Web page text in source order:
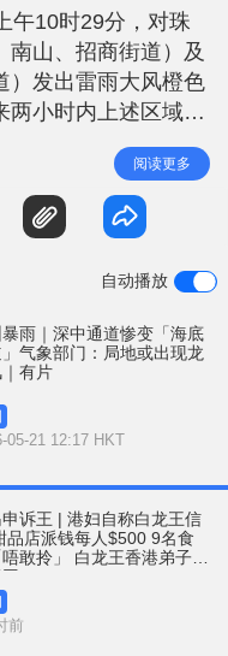
n
n
c
t
r
e
午10时29分，对珠
南山、招商街道）及
）发出雷雨大风橙色
两小时内上述区域将
水及8至10级阵风，
：深圳大雨︱黄色
520」发誓？ 相关新
3死4失踪 湖南石
阅读更多
自动播放
雨｜深中通道惨变「海底
气象部门：局地或出现龙
有片
05-21 12:17 HKT
诉王 | 港妇自称白龙王信
品店派钱每人$500 9名食
敢拎」 白龙王香港弟子亲
前